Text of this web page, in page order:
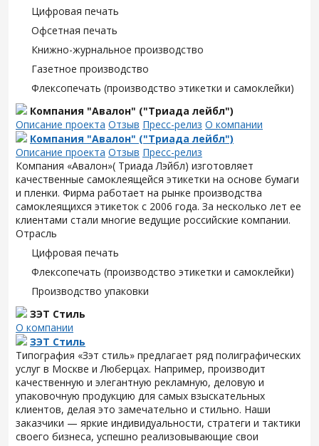
Цифровая печать
Офсетная печать
Книжно-журнальное производство
Газетное производство
Флексопечать (производство этикетки и самоклейки)
Компания "Авалон" ("Триада лейбл")
Описание проекта Отзыв Пресс-релиз О компании
Компания "Авалон" ("Триада лейбл")
Описание проекта Отзыв Пресс-релиз
Компания «Авалон»( Триада Лэйбл) изготовляет
качественные самоклеящейся этикетки на основе бумаги
и пленки. Фирма работает на рынке производства
самоклеящихся этикеток с 2006 года. За несколько лет ее
клиентами стали многие ведущие российские компании.
Отрасль
Цифровая печать
Флексопечать (производство этикетки и самоклейки)
Производство упаковки
ЗЭТ Стиль
О компании
ЗЭТ Стиль
Типография «Зэт cтиль» предлагает ряд полиграфических
услуг в Москве и Люберцах. Например, производит
качественную и элегантную рекламную, деловую и
упаковочную продукцию для самых взыскательных
клиентов, делая это замечательно и стильно. Наши
заказчики — яркие индивидуальности, стратеги и тактики
своего бизнеса, успешно реализовывающие свои